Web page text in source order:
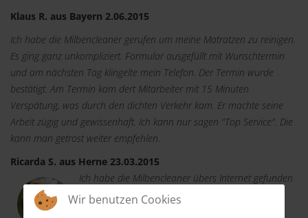
Klaus R. aus Bayern 2.06.2015
Ich habe die Milbencleaner gerufen um meine Matratzen zu reinigen.
Es ging ganz unkompliziert. Formular ausgefüllt mit Wunschtermin
und am nächsten Tag klingelte mein Telefon. Der Termin wurde
bestätigt. Am Termin kam dert Mitarbeiter mit 15 Minuten
Verspätung, was durch den dichten Verkehr kam. Er machte seine
Arbeit zügig und gewissenhaft. Ich kann nur sagen "Top Service". Die
kann man getrost weiter empfehlen.
Ricarda S. aus Herne 23.03.2015
Ich habe die Milbencleaner übers Internet gefunden
und dachte "Ich probiere es aus". Per Telefon
Wir benutzen Cookies